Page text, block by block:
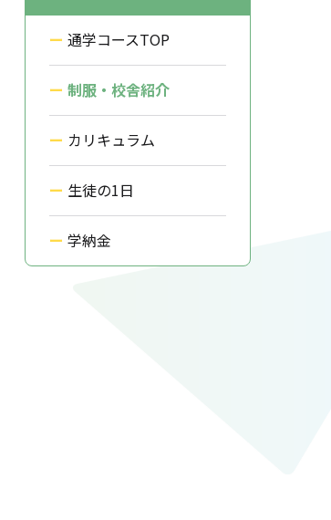
通学コースTOP
制服・校舎紹介
カリキュラム
生徒の1日
学納金